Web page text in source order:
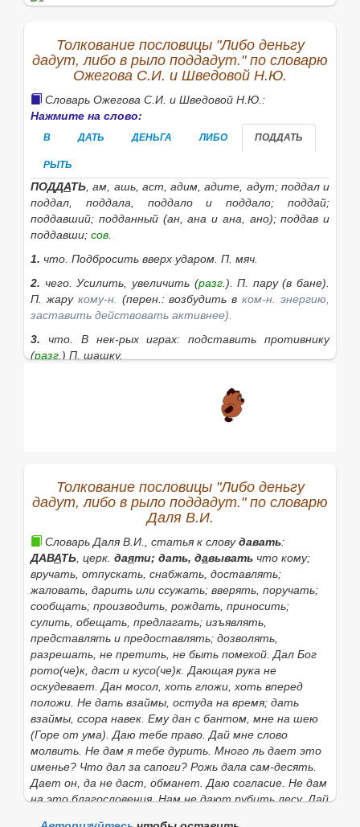
Толкование пословицы "Либо деньгу
дадут, либо в рыло поддадут." по словарю
Ожегова С.И. и Шведовой Н.Ю.
Словарь Ожегова С.И. и Шведовой Н.Ю.:
Нажмите на слово:
В ДАТЬ ДЕНЬГА ЛИБО ПОДДАТЬ
РЫТЬ
ПОДДАТЬ, ам, ашь, аст, адим, адите, адут; поддал и
поддал, поддала, поддалои поддало; поддай;
поддавший; подданный (ан, ана и ана, ано); поддав и
поддавши; сов.
1. что. Подбросить вверх ударом. П. мяч.
2. чего. Усилить, увеличить (разг.).П. пару(в бане).
П. жару кому-н. (перен.: возбудить вком-н. энергию,
заставить действовать активнее).
3.
что.
В нек-рых играх: подставить противнику
(разг.) П. шашку.
).Вечером приятели
Если нужное слово из пословицы Либо деньгу дадут,
либо в рыло поддадут. отсутствует в
приведённом списке, то его можно найти с помощью
этой формы:
Найти
Толкование пословицы "Либо деньгу
дадут, либо в рыло поддадут." по словарю
Даля В.И.
Словарь Даля В.И., статья к словудавать:
ДАВАТЬ, церк. даяти; дать, давывать что кому;
вручать, отпускать, снабжать, доставлять;
жаловать, дарить или ссужать; вверять, поручать;
сообщать; производить, рождать, приносить;
сулить, обещать, предлагать; изъявлять,
представлять и предоставлять; дозволять,
разрешать, не претить, не быть помехой.Дал Бог
рото(че)к, даст и кусо(че)к. Дающая рука не
оскудевает. Дан мосол, хоть гложи, хоть вперед
положи. Не дать взаймы, остуда на время; дать
взаймы, ссора навек. Ему дан с бантом, мне на шею
(Горе от ума).Даю тебе право. Дай мне слово
молвить. Не дам я тебе дурить. Много ль дает это
именье? Что дал за сапоги? Рожь дала сам-десять.
Дает он, да не даст, обманет. Даю согласие. Не дам
на это благословения. Нам не дают рубить лесу. Дай